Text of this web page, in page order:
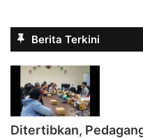
Berita Terkini
Ditertibkan,